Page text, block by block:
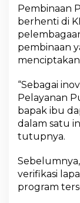
Pembinaan
berhenti di
pembinaan
menciptakan
“Sebagai
Pelayanan
bapak ibu
dalam satu
tutupnya.
verifikasi
program